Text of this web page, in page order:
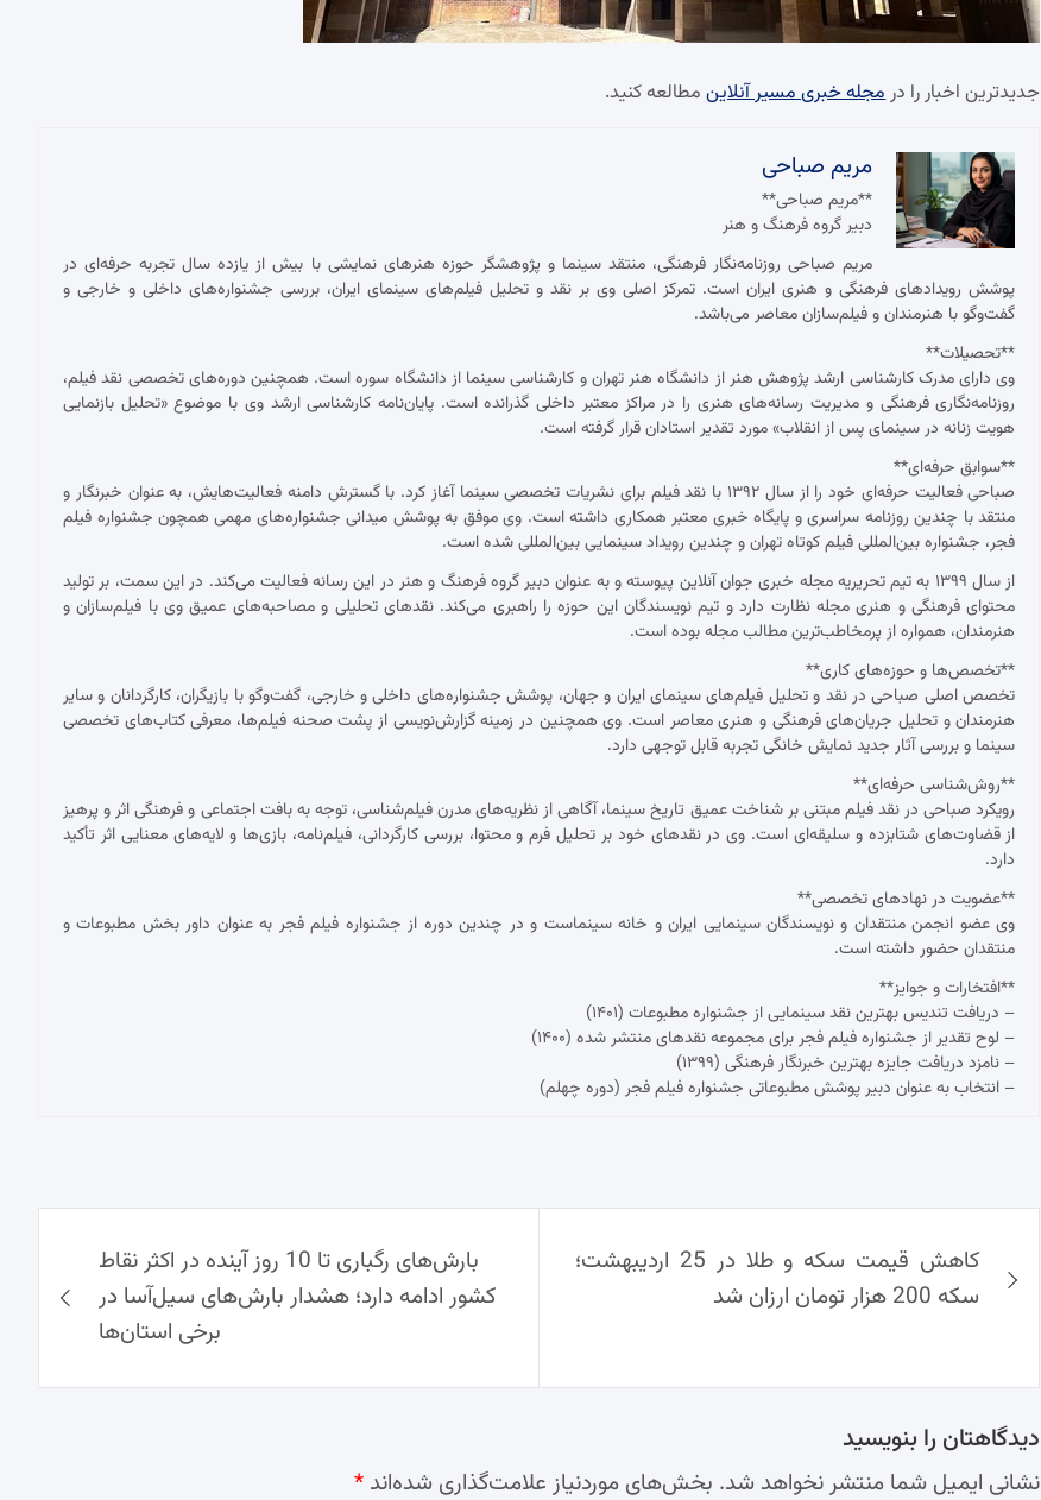
جدیدترین اخبار را درمجله خبری مسیر آنلاینمطالعه کنید.
مریم صباحی
**مریم صباحی**
دبیر گروه فرهنگ و هنر
مریم صباحی روزنامه‌نگار فرهنگی، منتقد سینما و پژوهشگر حوزه هنرهای نمایشی با بیش از یازده سال تجربه حرفه‌ای در
پوشش رویدادهای فرهنگی و هنری ایران است. تمرکز اصلی وی بر نقد و تحلیل فیلم‌های سینمای ایران، بررسی جشنواره‌های داخلی و خارجی و
گفت‌وگو با هنرمندان و فیلم‌سازان معاصر می‌باشد.
**تحصیلات**
وی دارای مدرک کارشناسی ارشد پژوهش هنر از دانشگاه هنر تهران و کارشناسی سینما از دانشگاه سوره است. همچنین دوره‌های تخصصی نقد فیلم،
روزنامه‌نگاری فرهنگی و مدیریت رسانه‌های هنری را در مراکز معتبر داخلی گذرانده است. پایان‌نامه کارشناسی ارشد وی با موضوع «تحلیل بازنمایی
هویت زنانه در سینمای پس از انقلاب» مورد تقدیر استادان قرار گرفته است.
**سوابق حرفه‌ای**
صباحی فعالیت حرفه‌ای خود را از سال ۱۳۹۲ با نقد فیلم برای نشریات تخصصی سینما آغاز کرد. با گسترش دامنه فعالیت‌هایش، به عنوان خبرنگار و
منتقد با چندین روزنامه سراسری و پایگاه خبری معتبر همکاری داشته است. وی موفق به پوشش میدانی جشنواره‌های مهمی همچون جشنواره فیلم
فجر، جشنواره بین‌المللی فیلم کوتاه تهران و چندین رویداد سینمایی بین‌المللی شده است.
از سال ۱۳۹۹ به تیم تحریریه مجله خبری جوان آنلاین پیوسته و به عنوان دبیر گروه فرهنگ و هنر در این رسانه فعالیت می‌کند. در این سمت، بر تولید
محتوای فرهنگی و هنری مجله نظارت دارد و تیم نویسندگان این حوزه را راهبری می‌کند. نقدهای تحلیلی و مصاحبه‌های عمیق وی با فیلم‌سازان و
هنرمندان، همواره از پرمخاطب‌ترین مطالب مجله بوده است.
**تخصص‌ها و حوزه‌های کاری**
تخصص اصلی صباحی در نقد و تحلیل فیلم‌های سینمای ایران و جهان، پوشش جشنواره‌های داخلی و خارجی، گفت‌وگو با بازیگران، کارگردانان و سایر
هنرمندان و تحلیل جریان‌های فرهنگی و هنری معاصر است. وی همچنین در زمینه گزارش‌نویسی از پشت صحنه فیلم‌ها، معرفی کتاب‌های تخصصی
سینما و بررسی آثار جدید نمایش خانگی تجربه قابل توجهی دارد.
**روش‌شناسی حرفه‌ای**
رویکرد صباحی در نقد فیلم مبتنی بر شناخت عمیق تاریخ سینما، آگاهی از نظریه‌های مدرن فیلم‌شناسی، توجه به بافت اجتماعی و فرهنگی اثر و پرهیز
از قضاوت‌های شتابزده و سلیقه‌ای است. وی در نقدهای خود بر تحلیل فرم و محتوا، بررسی کارگردانی، فیلم‌نامه، بازی‌ها و لایه‌های معنایی اثر تأکید
دارد.
**عضویت در نهادهای تخصصی**
وی عضو انجمن منتقدان و نویسندگان سینمایی ایران و خانه سینماست و در چندین دوره از جشنواره فیلم فجر به عنوان داور بخش مطبوعات و
منتقدان حضور داشته است.
**افتخارات و جوایز**
– دریافت تندیس بهترین نقد سینمایی از جشنواره مطبوعات (۱۴۰۱)
– لوح تقدیر از جشنواره فیلم فجر برای مجموعه نقدهای منتشر شده (۱۴۰۰)
– نامزد دریافت جایزه بهترین خبرنگار فرهنگی (۱۳۹۹)
– انتخاب به عنوان دبیر پوشش مطبوعاتی جشنواره فیلم فجر (دوره چهلم)
نوشته‌ها
کاهش قیمت سکه و طلا در 25 اردیبهشت؛
سکه 200 هزار تومان ارزان شد
بارش‌های رگباری تا 10 روز آینده در اکثر نقاط
کشور ادامه دارد؛ هشدار بارش‌های سیل‌آسا در
برخی استان‌ها
دیدگاهتان را بنویسید
نشانی ایمیل شما منتشر نخواهد شد. بخش‌های موردنیاز علامت‌گذاری شده‌اند *